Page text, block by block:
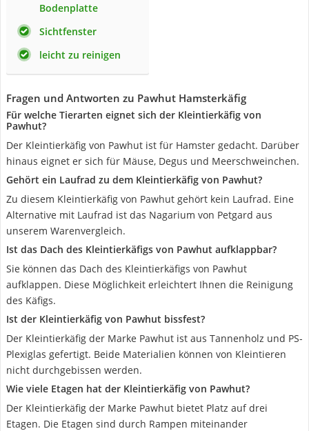
Bodenplatte
Sichtfenster
leicht zu reinigen
Fragen und Antworten zu Pawhut Hamsterkäfig
Für welche Tierarten eignet sich der Kleintierkäfig von
Pawhut?
Der Kleintierkäfig von Pawhut ist für Hamster gedacht. Darüber
hinaus eignet er sich für Mäuse, Degus und Meerschweinchen.
Gehört ein Laufrad zu dem Kleintierkäfig von Pawhut?
Zu diesem Kleintierkäfig von Pawhut gehört kein Laufrad. Eine
Alternative mit Laufrad ist das Nagarium von Petgard aus
unserem Warenvergleich.
Ist das Dach des Kleintierkäfigs von Pawhut aufklappbar?
Sie können das Dach des Kleintierkäfigs von Pawhut
aufklappen. Diese Möglichkeit erleichtert Ihnen die Reinigung
des Käfigs.
Ist der Kleintierkäfig von Pawhut bissfest?
Der Kleintierkäfig der Marke Pawhut ist aus Tannenholz und PS-
Plexiglas gefertigt. Beide Materialien können von Kleintieren
nicht durchgebissen werden.
Wie viele Etagen hat der Kleintierkäfig von Pawhut?
Der Kleintierkäfig der Marke Pawhut bietet Platz auf drei
Etagen. Die Etagen sind durch Rampen miteinander